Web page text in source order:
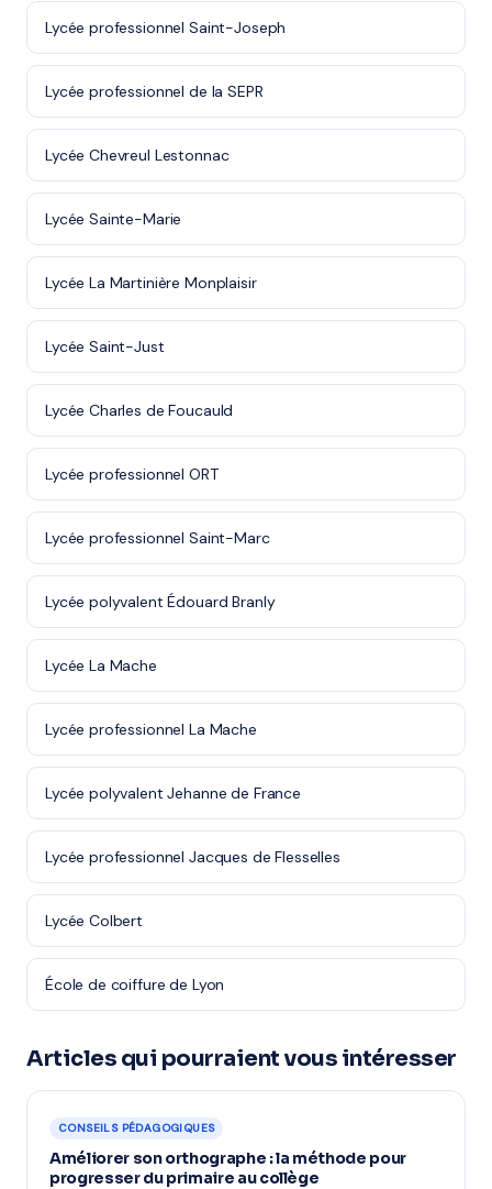
Lycée professionnel Saint-Joseph
Lycée professionnel de la SEPR
Lycée Chevreul Lestonnac
Lycée Sainte-Marie
Lycée La Martinière Monplaisir
Lycée Saint-Just
Lycée Charles de Foucauld
Lycée professionnel ORT
Lycée professionnel Saint-Marc
Lycée polyvalent Édouard Branly
Lycée La Mache
Lycée professionnel La Mache
Lycée polyvalent Jehanne de France
Lycée professionnel Jacques de Flesselles
Lycée Colbert
École de coiffure de Lyon
Articles qui pourraient vous intéresser
CONSEILS PÉDAGOGIQUES
Améliorer son orthographe : la méthode pour
progresser du primaire au collège